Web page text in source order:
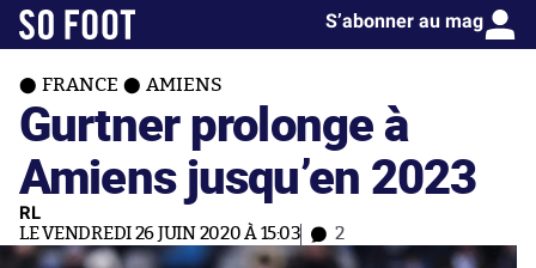
S’abonner au mag
FRANCE AMIENS
Gurtner prolonge à
Amiens jusqu’en 2023
RL
LE VENDREDI 26 JUIN 2020 À 15:03 2